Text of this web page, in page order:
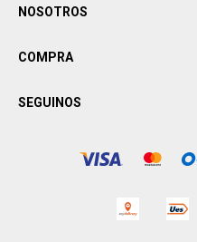
NOSOTROS
COMPRA
SEGUINOS